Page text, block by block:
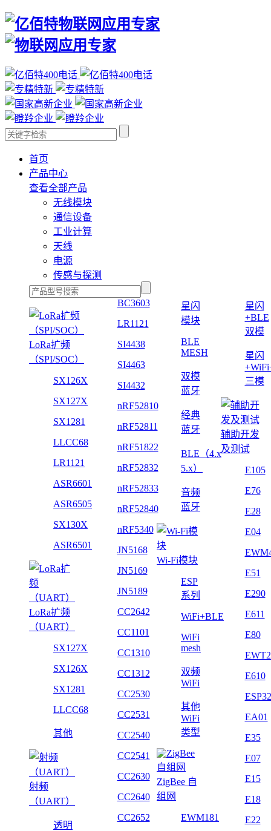
首页
产品中心
查看全部产品
无线模块
通信设备
工业计算
天线
电源
传感与探测
LoRa扩频
（SPI/SOC）
SX126X
SX127X
SX1281
LLCC68
LR1121
ASR6601
ASR6505
SX130X
ASR6501
LoRa扩频
（UART）
SX127X
SX126X
SX1281
LLCC68
其他
射频
（UART）
透明
BC3603
LR1121
SI4438
SI4463
SI4432
nRF52810
nRF52811
nRF51822
nRF52832
nRF52833
nRF52840
nRF5340
JN5168
JN5169
JN5189
CC2642
CC1101
CC1310
CC1312
CC2530
CC2531
CC2540
CC2541
CC2630
CC2640
CC2652
星闪
模块
BLE
MESH
双模
蓝牙
经典
蓝牙
BLE（4.x
5.x）
音频
蓝牙
Wi-Fi模块
ESP
系列
WiFi+BLE
WiFi
mesh
双频
WiFi
其他
WiFi
类型
ZigBee 自
组网
EWM181
星闪
+BLE
双模
星闪
三模
辅助开发
及测试
E105
E76
E28
E04
E51
E290
E611
E80
E610
ESP32
EA01
E35
E07
E15
E18
E22